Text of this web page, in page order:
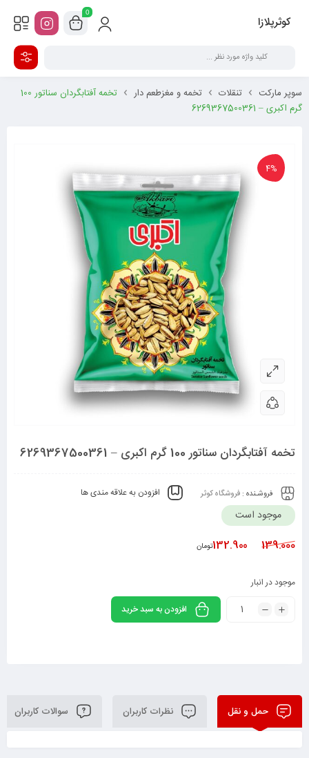
کوثرپلازا
0
سوپر مارکت تنقلات تخمه و مغزطعم دار
تخمه آفتابگردان سناتور 100
گرم اکبری – 6269367500361
4%
تخمه آفتابگردان سناتور 100 گرم اکبری – 6269367500361
فروشـنده : فروشگاه کوثر افزودن به علاقه مندی ها
موجود است
139.000
132.900تومان
موجود در انبار
افزودن به سبد خرید
حمل و نقل نظرات کاربران سوالات کاربران